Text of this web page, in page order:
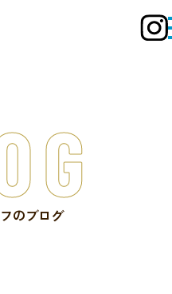
のブログ